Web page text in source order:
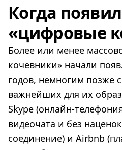
Когда
«цифровые
Более или менее
кочевники» начали
годов, немногим позже
важнейших для их
Skype (онлайн-
видеочата и без
соединение) и Airbnb